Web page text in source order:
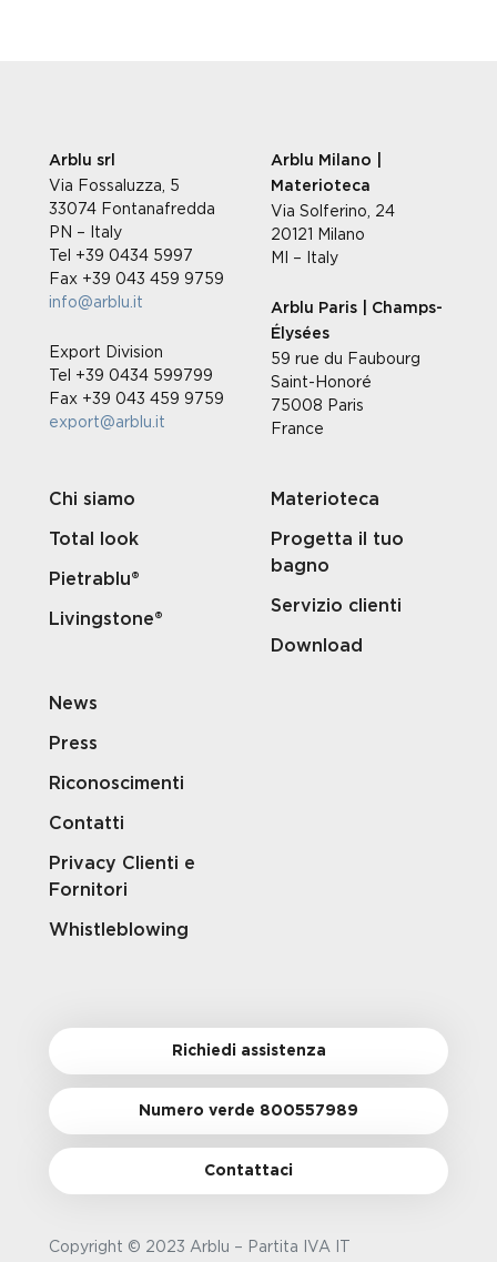
Arblu srl
Via Fossaluzza, 5
33074 Fontanafredda
PN – Italy
Tel +39 0434 5997
Fax +39 043 459 9759
info@arblu.it
Export Division
Tel +39 0434 599799
Fax +39 043 459 9759
export@arblu.it
Arblu Milano |
Materioteca
Via Solferino, 24
20121 Milano
MI – Italy
Arblu Paris | Champs-
Élysées
59 rue du Faubourg
Saint-Honoré
75008 Paris
France
Chi siamo
Total look
Pietrablu®
Livingstone®
Materioteca
Progetta il tuo
bagno
Servizio clienti
Download
News
Press
Riconoscimenti
Contatti
Privacy Clienti e
Fornitori
Whistleblowing
Richiedi assistenza
Numero verde 800557989
Contattaci
Copyright © 2023 Arblu – Partita IVA IT